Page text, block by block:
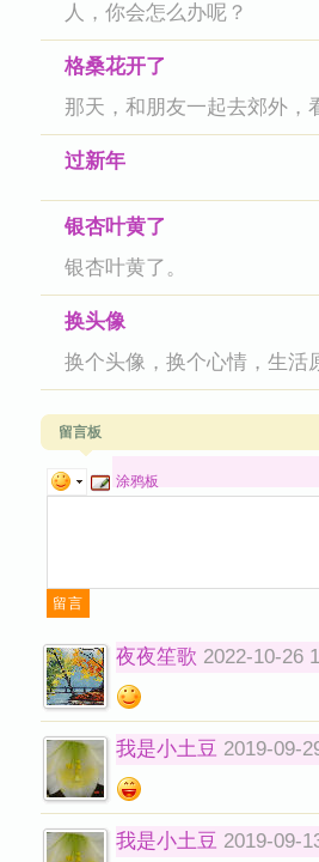
人，你会怎么办呢？
格桑花开了
那天，和朋友一起去郊外，
过新年
银杏叶黄了
银杏叶黄了。
换头像
换个头像，换个心情，生活
留言板
涂鸦板
夜夜笙歌 2022-10-26
我是小土豆 2019-09-
我是小土豆 2019-09-